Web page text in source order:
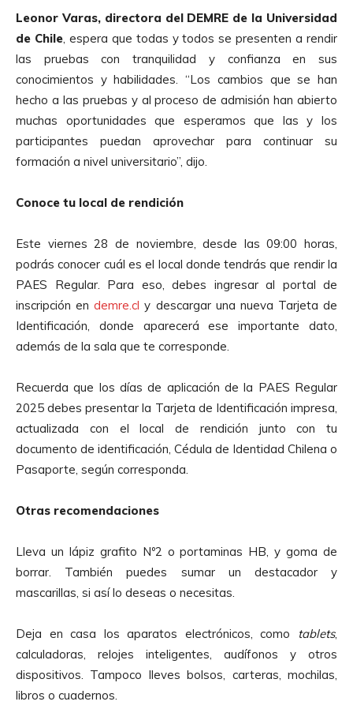
Leonor Varas, directora del DEMRE de la Universidad
de Chile, espera que todas y todos se presenten a rendir
las pruebas con tranquilidad y confianza en sus
conocimientos y habilidades. “Los cambios que se han
hecho a las pruebas y al proceso de admisión han abierto
muchas oportunidades que esperamos que las y los
participantes puedan aprovechar para continuar su
formación a nivel universitario”, dijo.
Conoce tu local de rendición
Este viernes 28 de noviembre, desde las 09:00 horas,
podrás conocer cuál es el local donde tendrás que rendir la
PAES Regular. Para eso, debes ingresar al portal de
inscripción endemre.cl y descargar una nueva Tarjeta de
Identificación, donde aparecerá ese importante dato,
además de la sala que te corresponde.
Recuerda que los días de aplicación de la PAES Regular
2025 debes presentar la Tarjeta de Identificación impresa,
actualizada con el local de rendición junto con tu
documento de identificación, Cédula de Identidad Chilena o
Pasaporte, según corresponda.
Otras recomendaciones
Lleva un lápiz grafito Nº2 o portaminas HB, y goma de
borrar. También puedes sumar un destacador y
mascarillas, si así lo deseas o necesitas.
Deja en casa los aparatos electrónicos, como tablets,
calculadoras, relojes inteligentes, audífonos y otros
dispositivos. Tampoco lleves bolsos, carteras, mochilas,
libros o cuadernos.